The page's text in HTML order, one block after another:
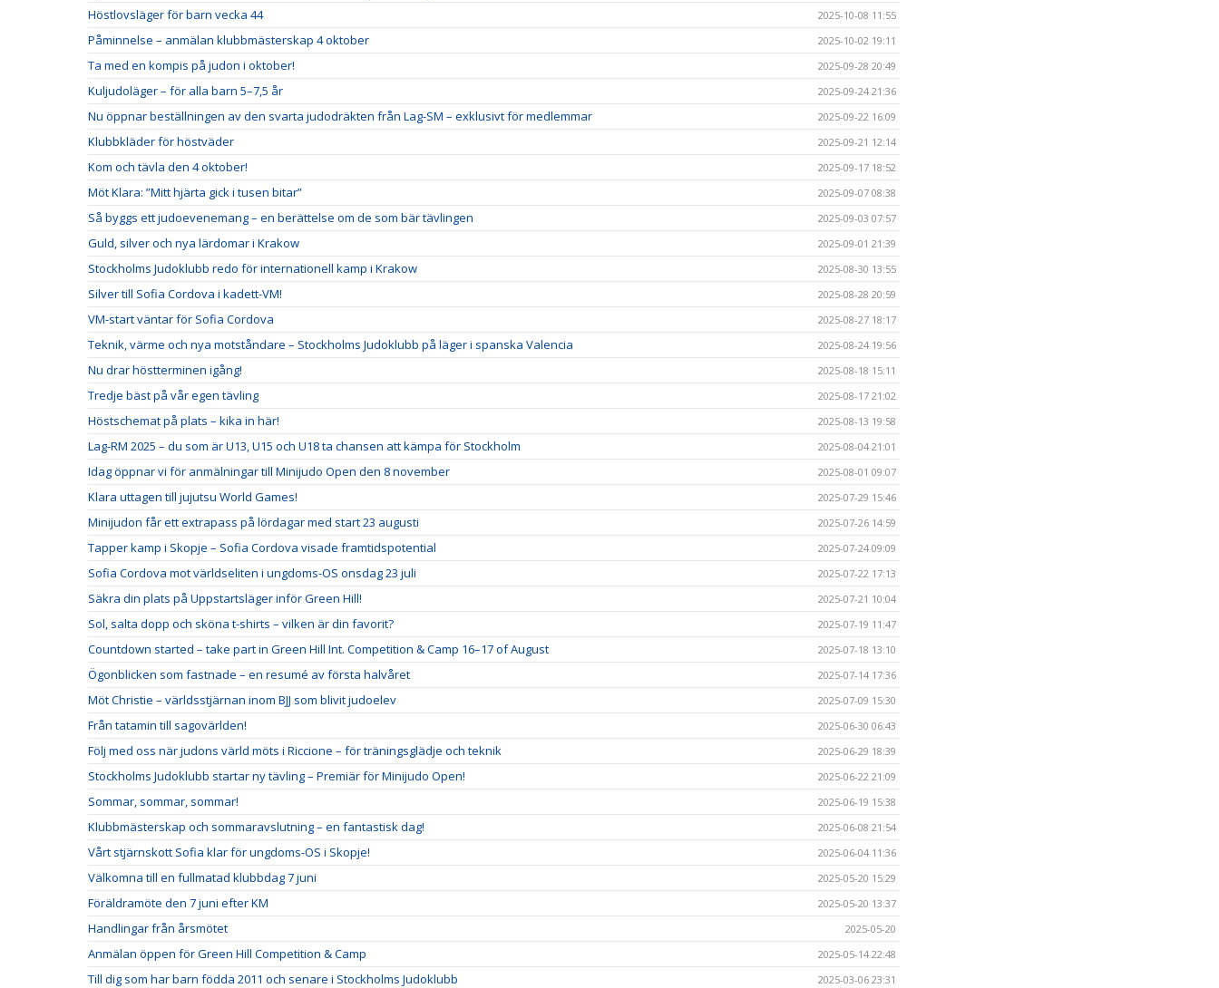
Höstlovsläger för barn vecka 44 2025-10-08 11:55
Påminnelse – anmälan klubbmästerskap 4 oktober 2025-10-02 19:11
Ta med en kompis på judon i oktober! 2025-09-28 20:49
Kuljudoläger – för alla barn 5–7,5 år 2025-09-24 21:36
Nu öppnar beställningen av den svarta judodräkten från Lag-SM – exklusivt för medlemmar 2025-09-22 16:09
Klubbkläder för höstväder 2025-09-21 12:14
Kom och tävla den 4 oktober! 2025-09-17 18:52
Möt Klara: ”Mitt hjärta gick i tusen bitar” 2025-09-07 08:38
Så byggs ett judoevenemang – en berättelse om de som bär tävlingen 2025-09-03 07:57
Guld, silver och nya lärdomar i Krakow 2025-09-01 21:39
Stockholms Judoklubb redo för internationell kamp i Krakow 2025-08-30 13:55
Silver till Sofia Cordova i kadett-VM! 2025-08-28 20:59
VM-start väntar för Sofia Cordova 2025-08-27 18:17
Teknik, värme och nya motståndare – Stockholms Judoklubb på läger i spanska Valencia 2025-08-24 19:56
Nu drar höstterminen igång! 2025-08-18 15:11
Tredje bäst på vår egen tävling 2025-08-17 21:02
Höstschemat på plats – kika in här! 2025-08-13 19:58
Lag-RM 2025 – du som är U13, U15 och U18 ta chansen att kämpa för Stockholm 2025-08-04 21:01
Idag öppnar vi för anmälningar till Minijudo Open den 8 november 2025-08-01 09:07
Klara uttagen till jujutsu World Games! 2025-07-29 15:46
Minijudon får ett extrapass på lördagar med start 23 augusti 2025-07-26 14:59
Tapper kamp i Skopje – Sofia Cordova visade framtidspotential 2025-07-24 09:09
Sofia Cordova mot världseliten i ungdoms-OS onsdag 23 juli 2025-07-22 17:13
Säkra din plats på Uppstartsläger inför Green Hill! 2025-07-21 10:04
Sol, salta dopp och sköna t-shirts – vilken är din favorit? 2025-07-19 11:47
Countdown started – take part in Green Hill Int. Competition & Camp 16–17 of August 2025-07-18 13:10
Ögonblicken som fastnade – en resumé av första halvåret 2025-07-14 17:36
Möt Christie – världsstjärnan inom BJJ som blivit judoelev 2025-07-09 15:30
Från tatamin till sagovärlden! 2025-06-30 06:43
Följ med oss när judons värld möts i Riccione – för träningsglädje och teknik 2025-06-29 18:39
Stockholms Judoklubb startar ny tävling – Premiär för Minijudo Open! 2025-06-22 21:09
Sommar, sommar, sommar! 2025-06-19 15:38
Klubbmästerskap och sommaravslutning – en fantastisk dag! 2025-06-08 21:54
Vårt stjärnskott Sofia klar för ungdoms-OS i Skopje! 2025-06-04 11:36
Välkomna till en fullmatad klubbdag 7 juni 2025-05-20 15:29
Föräldramöte den 7 juni efter KM 2025-05-20 13:37
Handlingar från årsmötet 2025-05-20
Anmälan öppen för Green Hill Competition & Camp 2025-05-14 22:48
Till dig som har barn födda 2011 och senare i Stockholms Judoklubb 2025-03-06 23:31